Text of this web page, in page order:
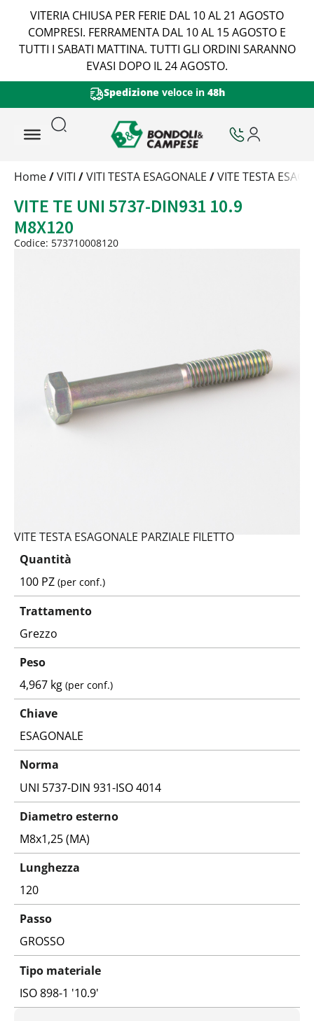
VITERIA CHIUSA PER FERIE DAL 10 AL 21 AGOSTO
COMPRESI. FERRAMENTA DAL 10 AL 15 AGOSTO E
TUTTI I SABATI MATTINA. TUTTI GLI ORDINI SARANNO
EVASI DOPO IL 24 AGOSTO.
Spedizione veloce in 48h
Trattamento
Peso
Quantità
Trattamento:grezzo
Home/VITI /VITI TESTA ESAGONALE /VITE TESTA
VITE TE UNI 5737-DIN931 10.9
M8X120
Codice: 573710008120
VITE TESTA ESAGONALE PARZIALE FILETTO
Quantità
100 PZ(per conf.)
Trattamento
Grezzo
Peso
4,967 kg(per conf.)
Chiave
ESAGONALE
Norma
UNI 5737-DIN 931-ISO 4014
Diametro esterno
M8x1,25 (MA)
Lunghezza
120
Passo
GROSSO
Tipo materiale
ISO 898-1 '10.9'